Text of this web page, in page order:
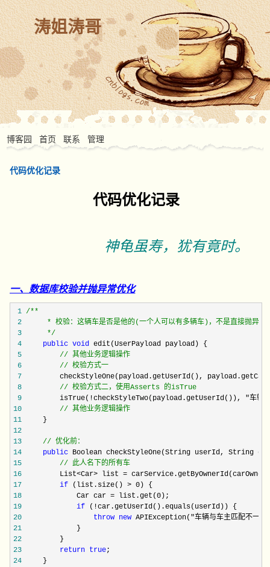
涛姐涛哥
博客园 首页 联系 管理
代码优化记录
代码优化记录
神龟虽寿，犹有竟时。
一、数据库校验并抛异常优化
1 /**
2
3
*/
4
public void
5
//
6
// 校验方式一
7
8
// 校验方式二，使用Asserts 的isTrue
9
isTrue(!checkStyleTwo(payload.getUserId()), "车辆与
10
// 其他业务逻辑操作
11
12
13
// 优化前：
14
public
15
// 此人名下的所有车
16
         List<Car> list =
17
if (list.size() > 0
18
             Car car = list.get(0
19
if (!
20
throw new APIException("车辆与车主匹配不一致
21
22
23
return true
24